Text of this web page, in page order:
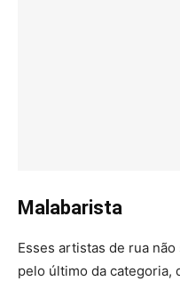
Malabarista
Esses artistas de rua
pelo último da categoria,